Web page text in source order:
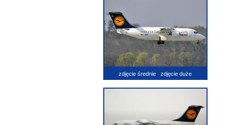
zdjęcie średnie zdjęcie duże